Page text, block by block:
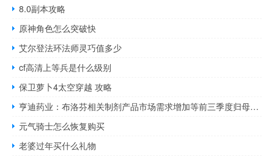
8.0副本攻略
原神角色怎么突破快
艾尔登法环法师灵巧值多少
cf高清上等兵是什么级别
保卫萝卜4太空穿越 攻略
亨迪药业：布洛芬相关制剂产品市场需求增加等前三季度归母净利润同比预增65.5%-103.7%
元气骑士怎么恢复购买
老婆过年买什么礼物